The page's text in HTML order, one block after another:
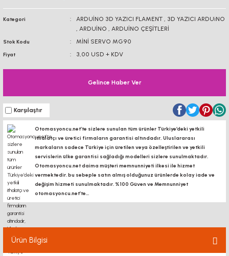
Kategori ARDUİNO 3D YAZICI FLAMENT , 3D YAZICI ARDUiNO
, ARDUİNO , ARDUİNO ÇEŞİTLERİ
Stok Kodu MİNİ SERVO MG90
Fiyat 3,00 USD + KDV
Gelince Haber Ver
Karşılaştır
Otomasyoncu.net’te sizlere sunulan tüm ürünler Türkiye’deki yetkili
ithalatçı ve üretici firmaların garantisi altındadır, Uluslararası
markaların sadece Türkiye için üretilen veya özelleştirilen ve yetkili
servislerin ülke garantisi sağladığı modelleri sizlere sunulmaktadır.
Otomasyoncu.net daima müşteri memnunniyeti ilkesi ile hizmet
vermektedir. bu sebeple satın almış olduğunuz ürünlerde kolay iade ve
değişim hizmeti sunulmaktadır. %100 Güven ve Memnunniyet
otomasyoncu.net’te...
Ürün Bilgisi